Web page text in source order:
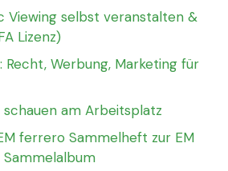
Viewing selbst veranstalten &
Lizenz)
Recht, Werbung, Marketing für
am Arbeitsplatz
ferrero Sammelheft zur EM